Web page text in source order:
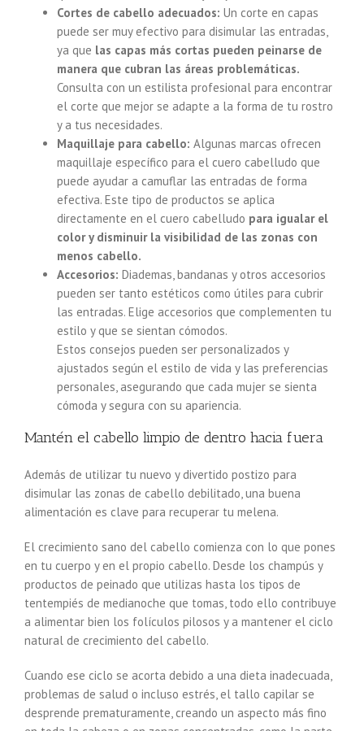
Cortes de cabello adecuados: Un corte en capas
puede ser muy efectivo para disimular las entradas,
ya que las capas más cortas pueden peinarse de
manera que cubran las áreas problemáticas.
Consulta con un estilista profesional para encontrar
el corte que mejor se adapte a la forma de tu rostro
y a tus necesidades.
Maquillaje para cabello: Algunas marcas ofrecen
maquillaje específico para el cuero cabelludo que
puede ayudar a camuflar las entradas de forma
efectiva. Este tipo de productos se aplica
directamente en el cuero cabelludo para igualar el
color y disminuir la visibilidad de las zonas con
menos cabello.
Accesorios: Diademas, bandanas y otros accesorios
pueden ser tanto estéticos como útiles para cubrir
las entradas. Elige accesorios que complementen tu
estilo y que se sientan cómodos.
Estos consejos pueden ser personalizados y
ajustados según el estilo de vida y las preferencias
personales, asegurando que cada mujer se sienta
cómoda y segura con su apariencia.
Mantén el cabello limpio de dentro hacia fuera
Además de utilizar tu nuevo y divertido postizo para
disimular las zonas de cabello debilitado, una buena
alimentación es clave para recuperar tu melena.
El crecimiento sano del cabello comienza con lo que pones
en tu cuerpo y en el propio cabello. Desde los champús y
productos de peinado que utilizas hasta los tipos de
tentempiés de medianoche que tomas, todo ello contribuye
a alimentar bien los folículos pilosos y a mantener el ciclo
natural de crecimiento del cabello.
Cuando ese ciclo se acorta debido a una dieta inadecuada,
problemas de salud o incluso estrés, el tallo capilar se
desprende prematuramente, creando un aspecto más fino